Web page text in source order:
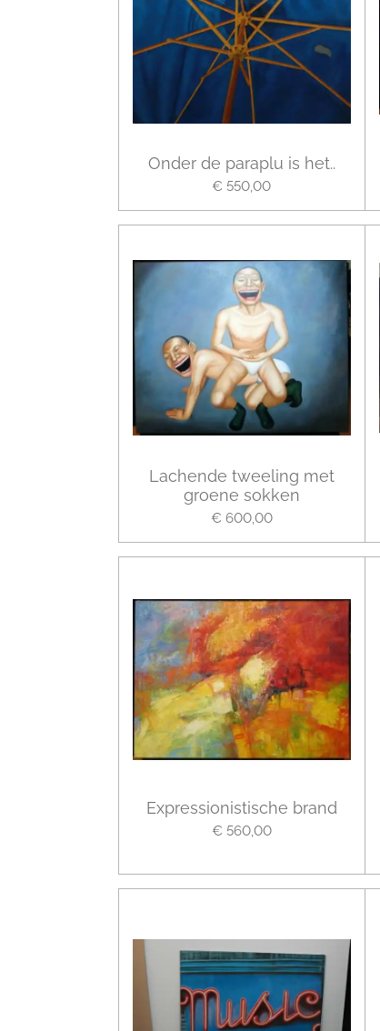
Onder de paraplu is het..
€ 550,00
Lachende tweeling met
groene sokken
€ 600,00
Expressionistische brand
€ 560,00